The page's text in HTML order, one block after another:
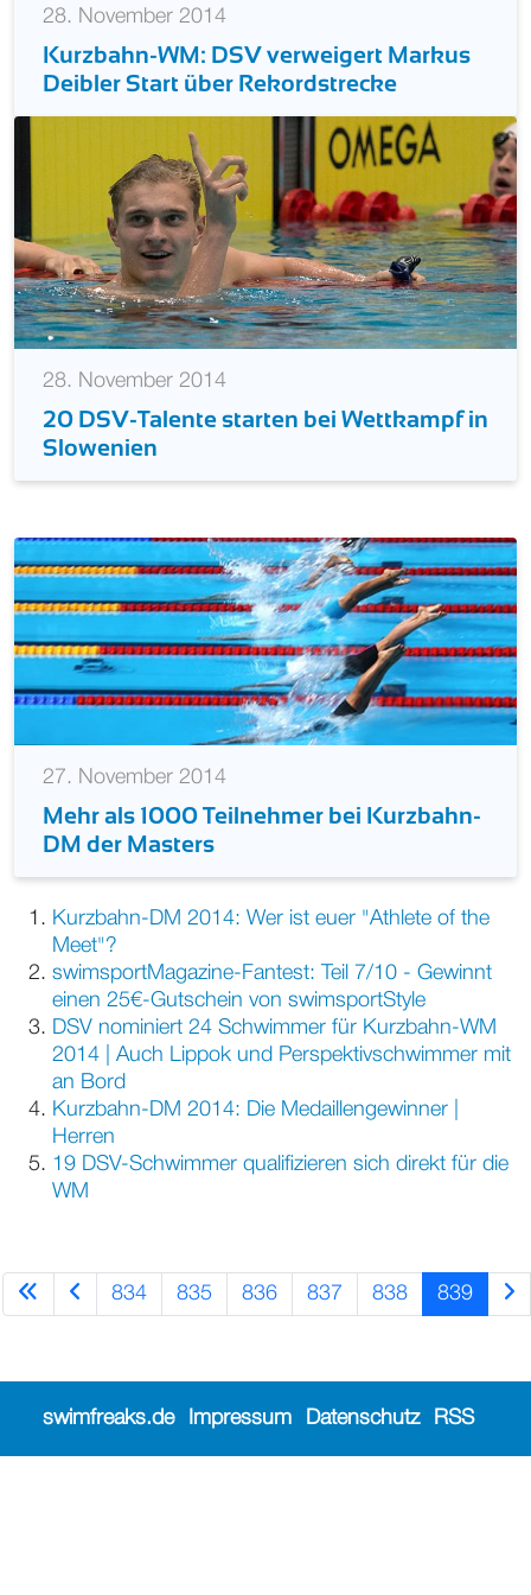
28. November 2014
Kurzbahn-WM: DSV verweigert Markus
Deibler Start über Rekordstrecke
28. November 2014
20 DSV-Talente starten bei Wettkampf in
Slowenien
27. November 2014
Mehr als 1000 Teilnehmer bei Kurzbahn-
DM der Masters
Kurzbahn-DM 2014: Wer ist euer "Athlete of the
Meet"?
swimsportMagazine-Fantest: Teil 7/10 - Gewinnt
einen 25€-Gutschein von swimsportStyle
DSV nominiert 24 Schwimmer für Kurzbahn-WM
2014 | Auch Lippok und Perspektivschwimmer mit
an Bord
Kurzbahn-DM 2014: Die Medaillengewinner |
Herren
19 DSV-Schwimmer qualifizieren sich direkt für die
WM
834 835 836 837 838 839
swimfreaks.de Impressum Datenschutz RSS